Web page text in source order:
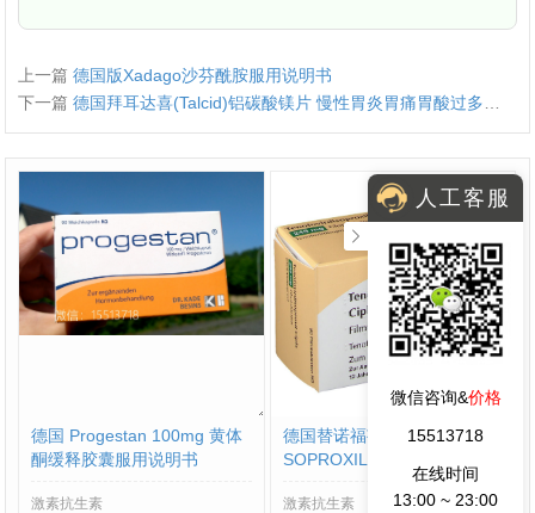
上一篇德国版Xadago沙芬酰胺服用说明书
下一篇德国拜耳达喜(Talcid)铝碳酸镁片 慢性胃炎胃痛胃酸过多烧心进口胃药
德国 Progestan 100mg 黄体
酮缓释胶囊服用说明书
激素抗生素
德国替诺福韦TENOFOVIR DI
SOPROXIL245mg 服用说明
激素抗生素
人工客服
微信咨询&价格
15513718
在线时间
13:00 ~ 23:00